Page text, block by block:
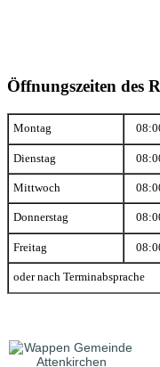
Öffnungszeiten des
Montag
Dienstag
Mittwoch
Donnerstag
Freitag
oder nach Terminabsprache